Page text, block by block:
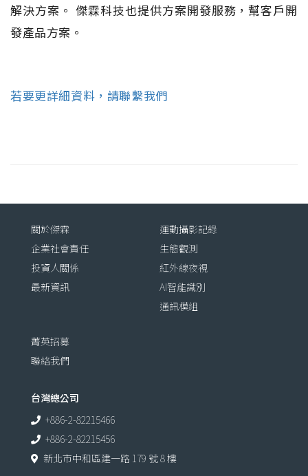
解決方案。 傑霖科技也提供方案開發服務，幫客戶開
發產品方案。
若要更詳細資料，請聯繫我們
關於傑霖
企業社會責任
投資人關係
最新資訊
運動攝影記錄
生態觀測
紅外線夜視
AI智能識別
通訊模組
菁英招募
聯絡我們
台灣總公司
+886-2-82215466
+886-2-82215456
新北市中和區建一路 179 號 8 樓